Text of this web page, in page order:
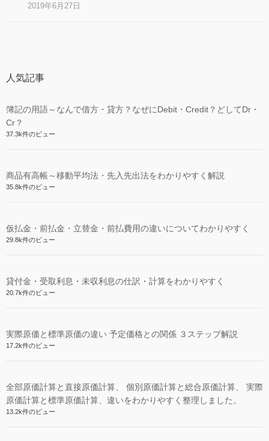
2019年6月27日
人気記事
簿記の用語～なんで借方・貸方？なぜにDebit・Credit？どしてDr・
Cr？
37.3k件のビュー
商品有高帳～移動平均法・先入先出法をわかりやすく解説
35.8k件のビュー
仮払金・前払金・立替金・前払費用の違いについてわかりやすく
29.8k件のビュー
貸付金・受取利息・未収利息の仕訳・計算をわかりやすく
20.7k件のビュー
実際原価と標準原価の違い 予定価格との関係 ３ステップ解説
17.2k件のビュー
全部原価計算と直接原価計算、 個別原価計算と総合原価計算、 実際
原価計算と標準原価計算、違いをわかりやすく整理しました。
13.2k件のビュー